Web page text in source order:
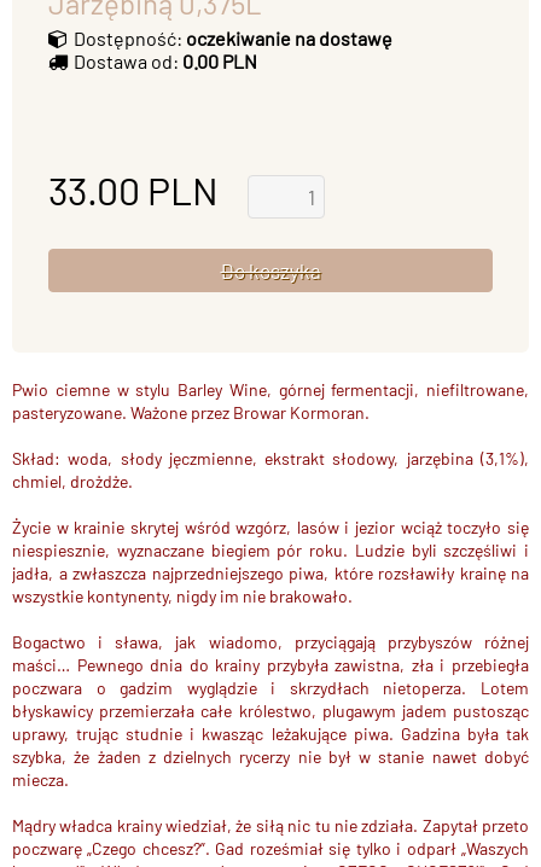
Dostępność: oczekiwanie na dostawę
Dostawa od: 0.00 PLN
33.00 PLN
Pwio ciemne w stylu Barley Wine, górnej fermentacji, niefiltrowane,
pasteryzowane. Ważone przez Browar Kormoran.
Skład: woda, słody jęczmienne, ekstrakt słodowy, jarzębina (3,1%),
chmiel, drożdże.
Życie w krainie skrytej wśród wzgórz, lasów i jezior wciąż toczyło się
niespiesznie, wyznaczane biegiem pór roku. Ludzie byli szczęśliwi i
jadła, a zwłaszcza najprzedniejszego piwa, które rozsławiły krainę na
wszystkie kontynenty, nigdy im nie brakowało.
Bogactwo i sława, jak wiadomo, przyciągają przybyszów różnej
maści… Pewnego dnia do krainy przybyła zawistna, zła i przebiegła
poczwara o gadzim wyglądzie i skrzydłach nietoperza. Lotem
błyskawicy przemierzała całe królestwo, plugawym jadem pustosząc
uprawy, trując studnie i kwasząc leżakujące piwa. Gadzina była tak
szybka, że żaden z dzielnych rycerzy nie był w stanie nawet dobyć
miecza.
Mądry władca krainy wiedział, że siłą nic tu nie zdziała. Zapytał przeto
poczwarę „Czego chcesz?”. Gad roześmiał się tylko i odparł „Waszych